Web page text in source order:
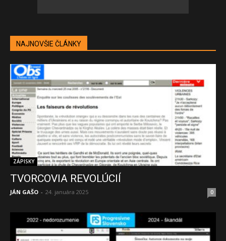
NAJNOVŠIE ČLÁNKY
ZÁPISKY
TVORCOVIA REVOLÚCIÍ
JÁN GAŠO - 24. januára 2025 0